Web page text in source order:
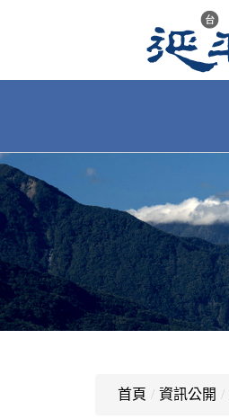
首頁 / 資訊公開 /